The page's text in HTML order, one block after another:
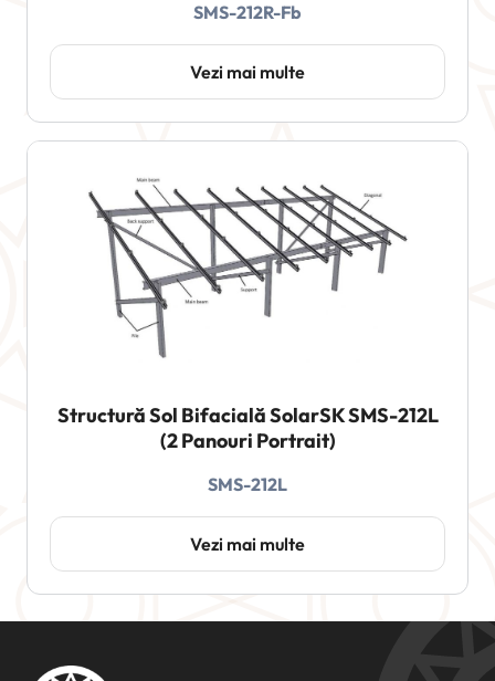
SMS-212R-Fb
Vezi mai multe
Structură Sol Bifacială SolarSK SMS-212L
(2 Panouri Portrait)
SMS-212L
Vezi mai multe